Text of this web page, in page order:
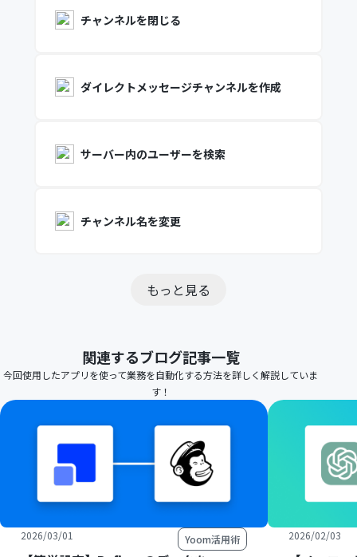
チャンネルを閉じる
ダイレクトメッセージチャンネルを作成
サーバー内のユーザーを検索
チャンネル名を変更
もっと見る
関連するブログ記事一覧
今回使用したアプリを使って業務を自動化する方法を詳しく解説していま
す！
2026/03/01 Yoom活用術 2026/02/03